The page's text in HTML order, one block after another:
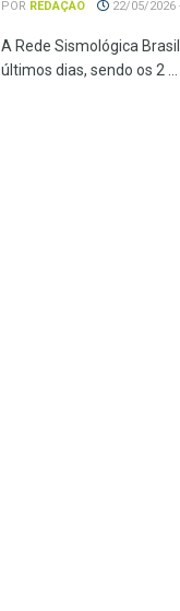
POR REDAÇÃO 22/05/2026
A Rede Sismológica
últimos dias, sendo os 2 ...